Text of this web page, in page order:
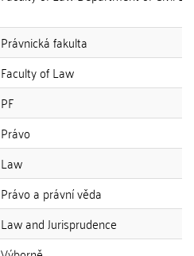
Právnická fakulta
Faculty of Law
PF
Právo
Law
Právo a právní věda
Law and Jurisprudence